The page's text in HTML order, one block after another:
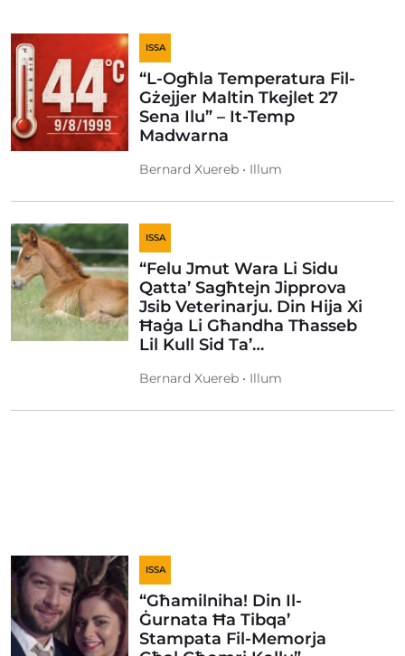
ISSA
“L-Ogħla Temperatura Fil-
Gżejjer Maltin Tkejlet 27
Sena Ilu” – It-Temp
Madwarna
Bernard Xuereb • Illum
ISSA
“Felu Jmut Wara Li Sidu
Qatta’ Sagħtejn Jipprova
Jsib Veterinarju. Din Hija Xi
Ħaġa Li Għandha Tħasseb
Lil Kull Sid Ta’…
Bernard Xuereb • Illum
ISSA
“Għamilniha! Din Il-
Ġurnata Ħa Tibqa’
Stampata Fil-Memorja